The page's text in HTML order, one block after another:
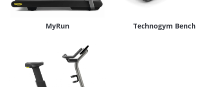
MyRun Technogym Bench